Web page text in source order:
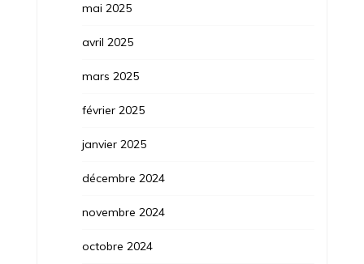
mai 2025
avril 2025
mars 2025
février 2025
janvier 2025
décembre 2024
novembre 2024
octobre 2024